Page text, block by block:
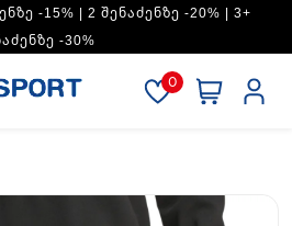
-15% | 2 ᲨᲔᲜᲐᲫᲔᲜᲖᲔ -20% | 3+
-30%
0